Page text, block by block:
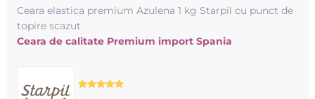
Ceara elastica premium Azulena 1 kg Starpil cu punct de
topire scazut
Ceara de calitate Premium import Spania